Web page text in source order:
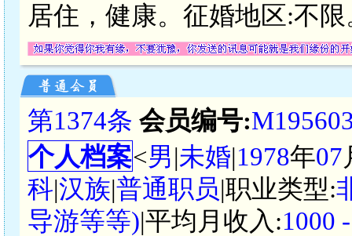
居住，健康。征婚地区:不限
第1374条 会员编号:
个人档案<男|未婚|1978年07
科|汉族|普通职员|职业类型:
导游等等)|平均月收入:1000